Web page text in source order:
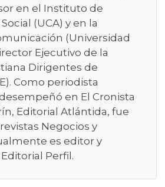
en el Instituto de
(UCA) y en la
(Universidad
Ejecutivo de la
Dirigentes de
Como periodista
en El Cronista
Editorial Atlántida, fue
Negocios y
es editor y
Perfil.